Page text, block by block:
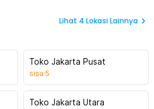
Lihat 4 Lokasi Lainnya
Toko Jakarta Pusat
sisa 5
Toko Jakarta Utara